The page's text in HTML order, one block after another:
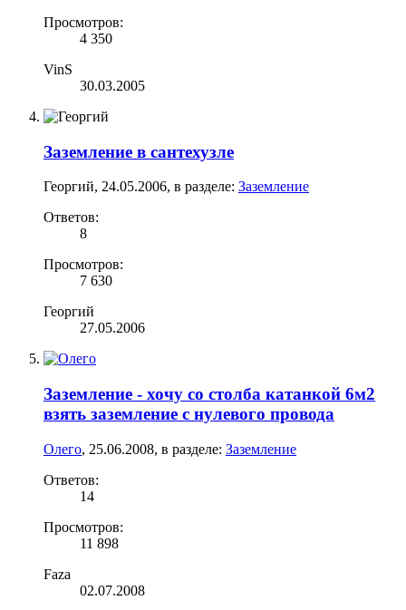
Просмотров:
4 350
VinS
30.03.2005
Заземление в сантехузле
Георгий, 24.05.2006, в разделе: Заземление
Ответов:
8
Просмотров:
7 630
Георгий
27.05.2006
Заземление - хочу со столба катанкой 6м2
взять заземление с нулевого провода
Олего, 25.06.2008, в разделе: Заземление
Ответов:
14
Просмотров:
11 898
Faza
02.07.2008